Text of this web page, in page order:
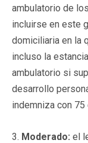
ambulatorio de
incluirse en este
domiciliaria en la
incluso la
ambulatorio si
desarrollo
indemniza con
3. Moderado: el